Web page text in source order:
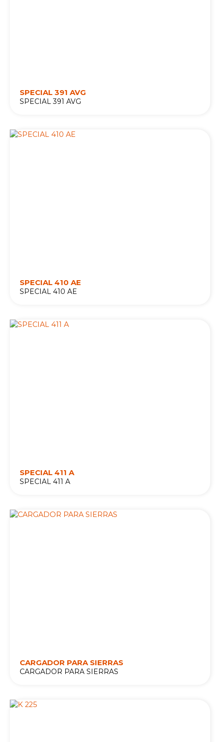
SPECIAL 391 AVG
SPECIAL 391 AVG
SPECIAL 410 AE
SPECIAL 410 AE
SPECIAL 411 A
SPECIAL 411 A
CARGADOR PARA SIERRAS
CARGADOR PARA SIERRAS